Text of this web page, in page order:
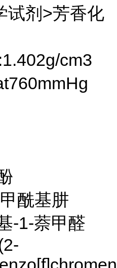
试剂>芳香化
cm3
酰基肼
-1-萘甲醛